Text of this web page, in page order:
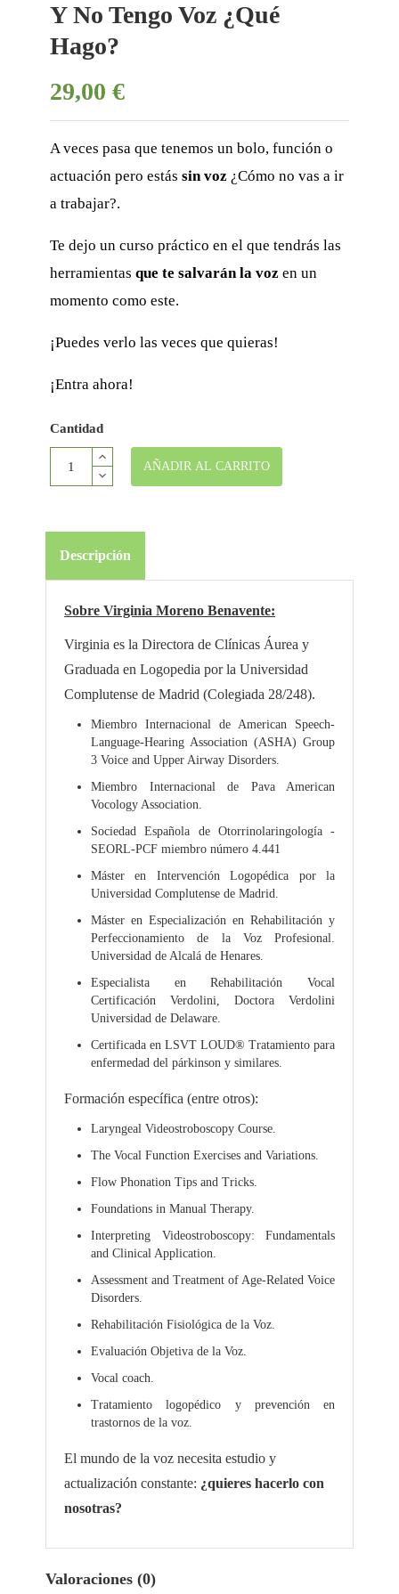
Y No Tengo Voz ¿Qué
Hago?
29,00 €
A veces pasa que tenemos un bolo, función o
actuación pero estás sin voz ¿Cómo no vas a ir
a trabajar?.
Te dejo un curso práctico en el que tendrás las
herramientas que te salvarán la voz en un
momento como este.
¡Puedes verlo las veces que quieras!
¡Entra ahora!
Cantidad
AÑADIR AL CARRITO
Descripción
Sobre Virginia Moreno Benavente:
Virginia es la Directora de Clínicas Áurea y
Graduada en Logopedia por la Universidad
Complutense de Madrid (Colegiada 28/248).
Miembro Internacional de American Speech-
Language-Hearing Association (ASHA) Group
3 Voice and Upper Airway Disorders.
Miembro Internacional de Pava American
Vocology Association.
Sociedad Española de Otorrinolaringología -
SEORL-PCF miembro número 4.441
Máster en Intervención Logopédica por la
Universidad Complutense de Madrid.
Máster en Especialización en Rehabilitación y
Perfeccionamiento de la Voz Profesional.
Universidad de Alcalá de Henares.
Especialista en Rehabilitación Vocal
Certificación Verdolini, Doctora Verdolini
Universidad de Delaware.
Certificada en LSVT LOUD® Tratamiento para
enfermedad del párkinson y similares.
Formación específica (entre otros):
Laryngeal Videostroboscopy Course.
The Vocal Function Exercises and Variations.
Flow Phonation Tips and Tricks.
Foundations in Manual Therapy.
Interpreting Videostroboscopy: Fundamentals
and Clinical Application.
Assessment and Treatment of Age-Related Voice
Disorders.
Rehabilitación Fisiológica de la Voz.
Evaluación Objetiva de la Voz.
Vocal coach.
Tratamiento logopédico y prevención en
trastornos de la voz.
El mundo de la voz necesita estudio y
actualización constante: ¿quieres hacerlo con
nosotras?
Valoraciones (0)